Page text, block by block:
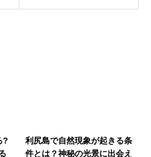
?
利尻島で自然現象が起きる条
件とは？神秘の光景に出会え